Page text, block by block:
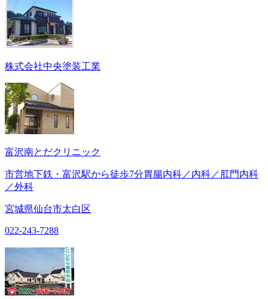
株式会社中央塗装工業
富沢南とだクリニック
市営地下鉄・富沢駅から徒歩7分胃腸内科／内科／肛門内科
／外科
宮城県仙台市太白区
022-243-7288